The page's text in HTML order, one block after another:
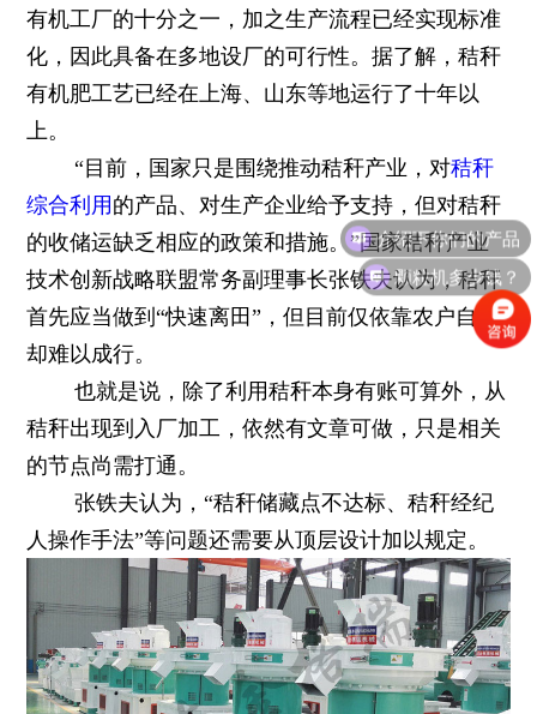
有机工厂的十分之一，加之生产流程已经实现标准
化，因此具备在多地设厂的可行性。据了解，秸秆
有机肥工艺已经在上海、山东等地运行了十年以
上。
“目前，国家只是围绕推动秸秆产业，对秸秆
综合利用 的产品、对生产企业给予支持，但对秸秆
的收储运缺乏相应的政策和措施。”国家秸秆产业
技术创新战略联盟常务副理事长张铁夫认为，秸秆
首先应当做到“快速离田”，但目前仅依靠农户自觉
却难以成行。
也就是说，除了利用秸秆本身有账可算外，从
秸秆出现到入厂加工，依然有文章可做，只是相关
的节点尚需打通。
张铁夫认为，“秸秆储藏点不达标、秸秆经纪
人操作手法”等问题还需要从顶层设计加以规定。
介绍下你们的产品
颗粒机多少钱？